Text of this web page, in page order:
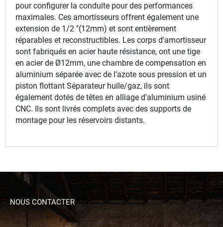
pour configurer la conduite pour des performances
maximales. Ces amortisseurs offrent également une
extension de 1/2 "(12mm) et sont entièrement
réparables et reconstructibles. Les corps d'amortisseur
sont fabriqués en acier haute résistance, ont une tige
en acier de Ø12mm, une chambre de compensation en
aluminium séparée avec de l'azote sous pression et un
piston flottant Séparateur huile/gaz, ils sont
également dotés de têtes en alliage d'aluminium usiné
CNC. Ils sont livrés complets avec des supports de
montage pour les réservoirs distants.
NOUS CONTACTER